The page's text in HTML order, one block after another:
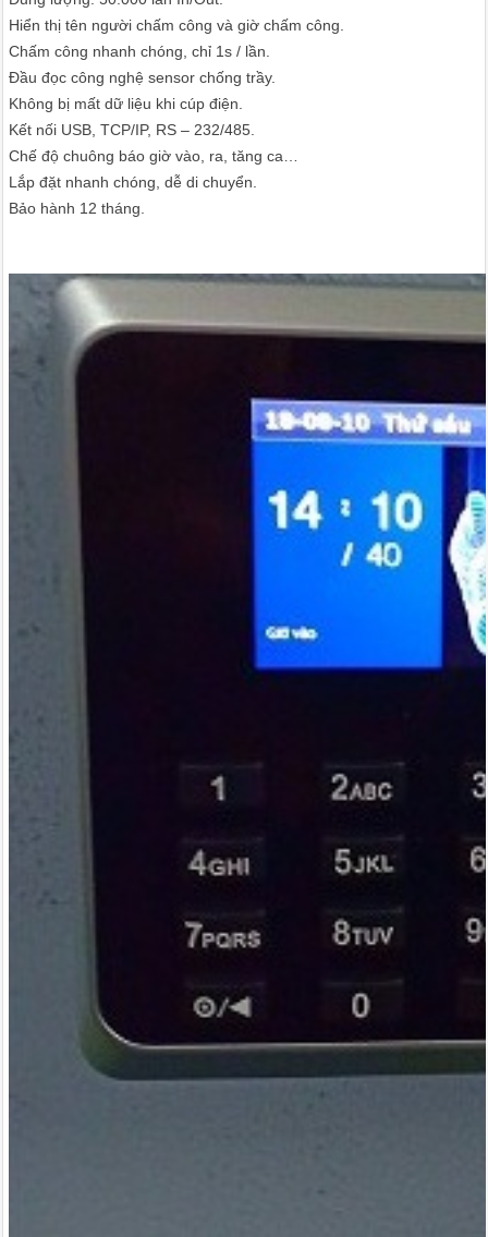
Hiển thị tên người chấm công và giờ chấm công.
Chấm công nhanh chóng, chỉ 1s / lần.
Đầu đọc công nghệ sensor chống trầy.
Không bị mất dữ liệu khi cúp điện.
Kết nối USB, TCP/IP, RS – 232/485.
Chế độ chuông báo giờ vào, ra, tăng ca…
Lắp đặt nhanh chóng, dễ di chuyển.
Bảo hành 12 tháng.